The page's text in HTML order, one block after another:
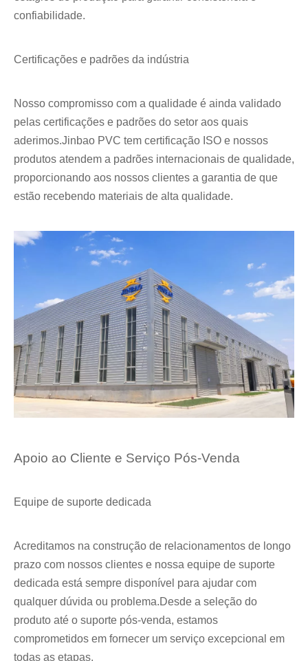
confiabilidade.
Certificações e padrões da indústria
Nosso compromisso com a qualidade é ainda validado
pelas certificações e padrões do setor aos quais
aderimos.Jinbao PVC tem certificação ISO e nossos
produtos atendem a padrões internacionais de qualidade,
proporcionando aos nossos clientes a garantia de que
estão recebendo materiais de alta qualidade.
Apoio ao Cliente e Serviço Pós-Venda
Equipe de suporte dedicada
Acreditamos na construção de relacionamentos de longo
prazo com nossos clientes e nossa equipe de suporte
dedicada está sempre disponível para ajudar com
qualquer dúvida ou problema.Desde a seleção do
produto até o suporte pós-venda, estamos
comprometidos em fornecer um serviço excepcional em
todas as etapas.